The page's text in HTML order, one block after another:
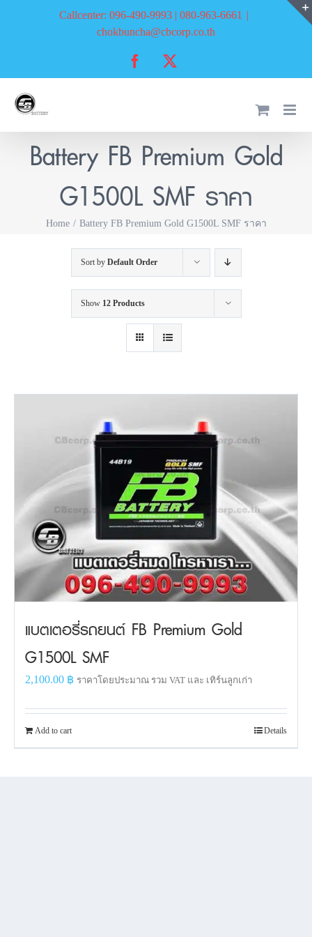
Callcenter: 096-490-9993 | 080-963-6661 |
chokbuncha@cbcorp.co.th
Facebook
Battery FB Premium Gold
G1500L SMF ราคา
Home Battery FB Premium Gold G1500L SMF ราคา
Sort by Default Order
Show 12 Products
แบตเตอรี่รถยนต์ FB Premium Gold
G1500L SMF
2,100.00 ฿ ราคาโดยประมาณ รวม VAT และ เทิร์นลูกเก่า
Add to cart Details